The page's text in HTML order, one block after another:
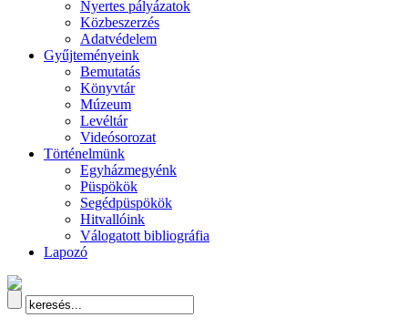
Nyertes pályázatok
Közbeszerzés
Adatvédelem
Gyűjteményeink
Bemutatás
Könyvtár
Múzeum
Levéltár
Videósorozat
Történelmünk
Egyházmegyénk
Püspökök
Segédpüspökök
Hitvallóink
Válogatott bibliográfia
Lapozó